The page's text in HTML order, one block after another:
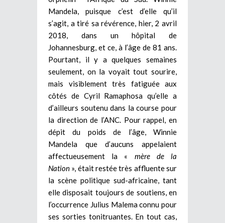
Mandela, puisque c’est d’elle qu’il
s’agit, a tiré sa révérence, hier, 2 avril
2018, dans un hôpital de
Johannesburg, et ce, à l’âge de 81 ans.
Pourtant, il y a quelques semaines
seulement, on la voyait tout sourire,
mais visiblement très fatiguée aux
côtés de Cyril Ramaphosa qu’elle a
d’ailleurs soutenu dans la course pour
la direction de l’ANC. Pour rappel, en
dépit du poids de l’âge, Winnie
Mandela que d’aucuns appelaient
affectueusement la « mère de la
Nation », était restée très affluente sur
la scène politique sud-africaine, tant
elle disposait toujours de soutiens, en
l’occurrence Julius Malema connu pour
ses sorties tonitruantes. En tout cas,